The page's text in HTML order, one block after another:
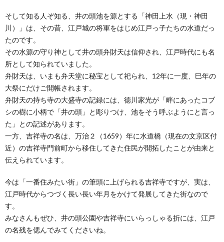
そして知る人ぞ知る、井の頭池を源とする「神田上水（現・神田
川）」は、その昔、江戸城の将軍をはじめ江戸っ子たちの水道だっ
たのです。
その水源の守り神として井の頭弁財天は信仰され、江戸時代にも名
所として知られていました。
弁財天は、いまも弁天堂に秘宝として祀られ、12年に一度、巳年の
大祭にだけご開帳されます。
弁財天の持ち寺の大盛寺の記録には、徳川家光が「畔にあったコブ
シの樹に小柄で「井の頭」と彫りつけ、池をそう呼ぶようにと言っ
た」との記述があります。
一方、吉祥寺の名は、万治２（1659）年に水道橋（現在の文京区付
近）の吉祥寺門前町から移住してきた住民が開拓したことが由来と
伝えられています。
今は「一番住みたい街」の筆頭に上げられる吉祥寺ですが、実は、
江戸時代からつづく長い長い年月をかけて発展してきた街なので
す。
みなさんもぜひ、井の頭公園や吉祥寺にいらっしゃる折には、江戸
の名残を偲んでみてくださいね。